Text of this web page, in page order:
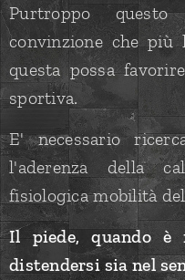
Purtroppo
convinzione che
questa possa
sportiva.
E' necessario
l'aderenza della
fisiologica mobilità
Il piede, quando è
distendersi sia nel